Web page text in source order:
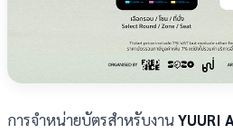
การจำหน่ายบัตรสำหรับงาน YUURI